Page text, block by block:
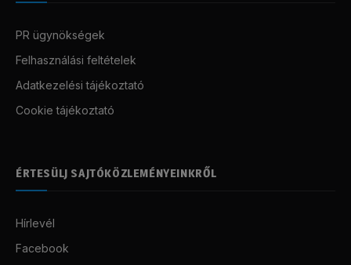
PR ügynökségek
Felhasználási feltételek
Adatkezelési tájékoztató
Cookie tájékoztató
ÉRTESÜLJ SAJTÓKÖZLEMÉNYEINKRŐL
Hírlevél
Facebook